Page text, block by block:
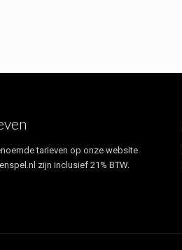
tarieven op onze website
zijn inclusief 21% BTW.